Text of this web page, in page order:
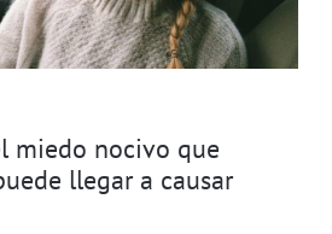
miedo nocivo que
llegar a causar